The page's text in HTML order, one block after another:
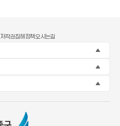
저작권침해정책오시는길